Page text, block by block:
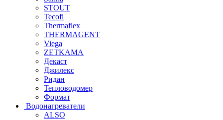
STOUT
Tecofi
Thermaflex
THERMAGENT
Viega
ZETKAMA
Декаст
Джилекс
Ридан
Тепловодомер
Формат
Водонагреватели
ALSO